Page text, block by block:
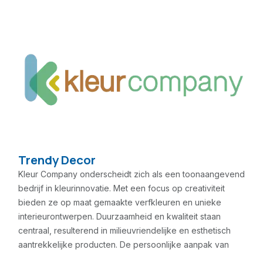
Trendy Decor
Kleur Company onderscheidt zich als een toonaangevend
bedrijf in kleurinnovatie. Met een focus op creativiteit
bieden ze op maat gemaakte verfkleuren en unieke
interieurontwerpen. Duurzaamheid en kwaliteit staan
centraal, resulterend in milieuvriendelijke en esthetisch
aantrekkelijke producten. De persoonlijke aanpak van